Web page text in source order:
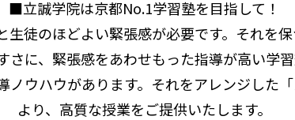
■立誠学院は京都No.1学習塾を目指して！
徒のほどよい緊張感が必要です。それを
さに、緊張感をあわせもった指導が高い学
ノウハウがあります。それをアレンジした
より、高質な授業をご提供いたします。